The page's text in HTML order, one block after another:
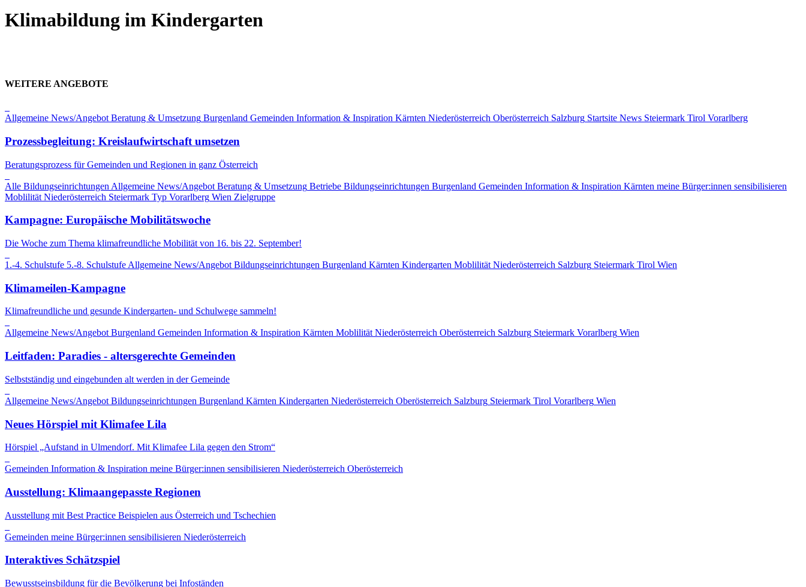
Klimabildung im Kindergarten
WEITERE ANGEBOTE
Allgemeine News/Angebot Beratung & Umsetzung Burgenland Gemeinden Information & Inspiration Kärnten Niederösterreich Oberösterreich Salzburg Startsite News Steiermark Tirol Vorarlberg
Prozessbegleitung: Kreislaufwirtschaft umsetzen
Beratungsprozess für Gemeinden und Regionen in ganz Österreich
Alle Bildungseinrichtungen Allgemeine News/Angebot Beratung & Umsetzung Betriebe Bildungseinrichtungen Burgenland Gemeinden Information & Inspiration Kärnten meine Bürger:innen sensibilisieren
Moblilität Niederösterreich Steiermark Typ Vorarlberg Wien Zielgruppe
Kampagne: Europäische Mobilitätswoche
Die Woche zum Thema klimafreundliche Mobilität von 16. bis 22. September!
1.-4. Schulstufe 5.-8. Schulstufe Allgemeine News/Angebot Bildungseinrichtungen Burgenland Kärnten Kindergarten Moblilität Niederösterreich Salzburg Steiermark Tirol Wien
Klimameilen-Kampagne
Klimafreundliche und gesunde Kindergarten- und Schulwege sammeln!
Allgemeine News/Angebot Burgenland Gemeinden Information & Inspiration Kärnten Moblilität Niederösterreich Oberösterreich Salzburg Steiermark Vorarlberg Wien
Leitfaden: Paradies - altersgerechte Gemeinden
Selbstständig und eingebunden alt werden in der Gemeinde
Allgemeine News/Angebot Bildungseinrichtungen Burgenland Kärnten Kindergarten Niederösterreich Oberösterreich Salzburg Steiermark Tirol Vorarlberg Wien
Neues Hörspiel mit Klimafee Lila
Hörspiel „Aufstand in Ulmendorf. Mit Klimafee Lila gegen den Strom“
Gemeinden Information & Inspiration meine Bürger:innen sensibilisieren Niederösterreich Oberösterreich
Ausstellung: Klimaangepasste Regionen
Ausstellung mit Best Practice Beispielen aus Österreich und Tschechien
Gemeinden meine Bürger:innen sensibilisieren Niederösterreich
Interaktives Schätzspiel
Bewusstseinsbildung für die Bevölkerung bei Infoständen